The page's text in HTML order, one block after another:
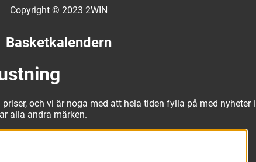
Copyright © 2023 2WIN
Basketkalendern
och vi är noga med att hela tiden fylla på med nyheter i
alla andra märken.
basketbollar och basketskor från välkända märken som